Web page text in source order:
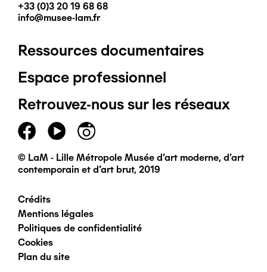
+33 (0)3 20 19 68 68
info@musee-lam.fr
Pied
de
page
principal
Ressources documentaires
Espace professionnel
Retrouvez-nous sur les réseaux
© LaM - Lille Métropole Musée d'art moderne, d'art
contemporain et d'art brut, 2019
Pied
de
Crédits
Mentions légales
Politiques de confidentialité
Cookies
Plan du site